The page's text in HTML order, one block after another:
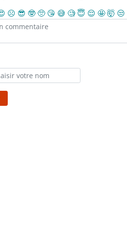
☹️ 😎 🤓 🥺 😘 😅 🧐 😇 😌 🤩🤯 😒